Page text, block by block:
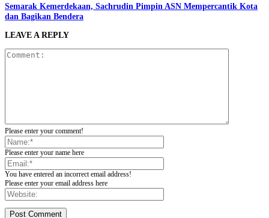
Semarak Kemerdekaan, Sachrudin Pimpin ASN Mempercantik Kota
dan Bagikan Bendera
LEAVE A REPLY
Please enter your comment!
Please enter your name here
You have entered an incorrect email address!
Please enter your email address here